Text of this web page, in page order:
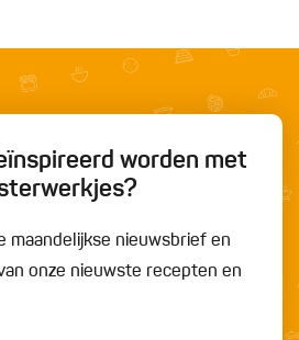
worden met
maandelijkse nieuwsbrief en
onze nieuwste recepten en